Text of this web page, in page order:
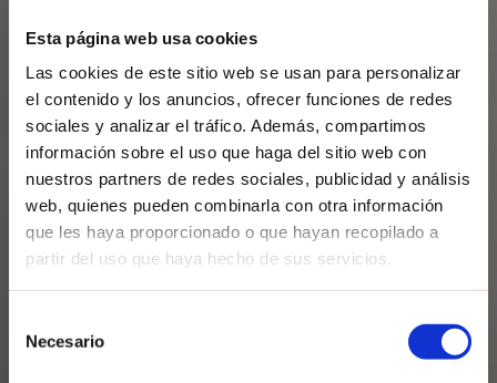
Esta página web usa cookies
Las cookies de este sitio web se usan para personalizar
el contenido y los anuncios, ofrecer funciones de redes
sociales y analizar el tráfico. Además, compartimos
información sobre el uso que haga del sitio web con
nuestros partners de redes sociales, publicidad y análisis
web, quienes pueden combinarla con otra información
que les haya proporcionado o que hayan recopilado a
partir del uso que haya hecho de sus servicios.
Necesario
Colortec